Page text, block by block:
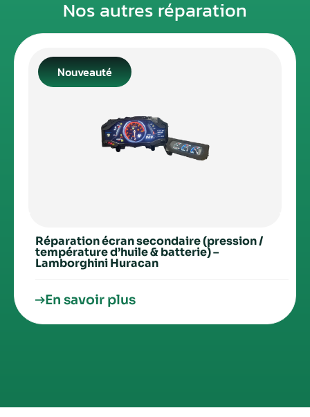
Nos autres réparation
Nouveauté
Réparation écran secondaire (pression /
température d’huile & batterie) –
Lamborghini Huracan
En savoir plus